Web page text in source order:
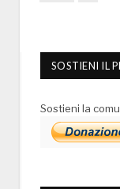
SOSTIENI IL
Sostieni la